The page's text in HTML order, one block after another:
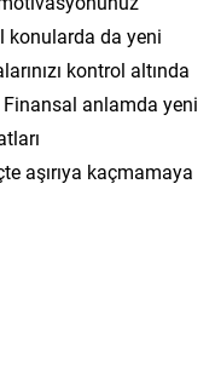
konularda da yeni
kontrol altında
anlamda yeni
aşırıya kaçmamaya